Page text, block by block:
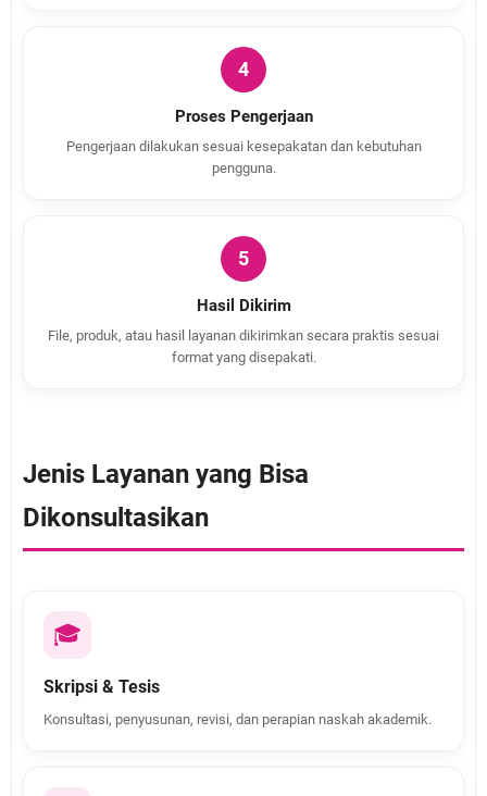
4
Proses Pengerjaan
Pengerjaan dilakukan sesuai kesepakatan dan kebutuhan
pengguna.
5
Hasil Dikirim
File, produk, atau hasil layanan dikirimkan secara praktis sesuai
format yang disepakati.
Jenis Layanan yang Bisa
Dikonsultasikan
🎓
Skripsi & Tesis
Konsultasi, penyusunan, revisi, dan perapian naskah akademik.